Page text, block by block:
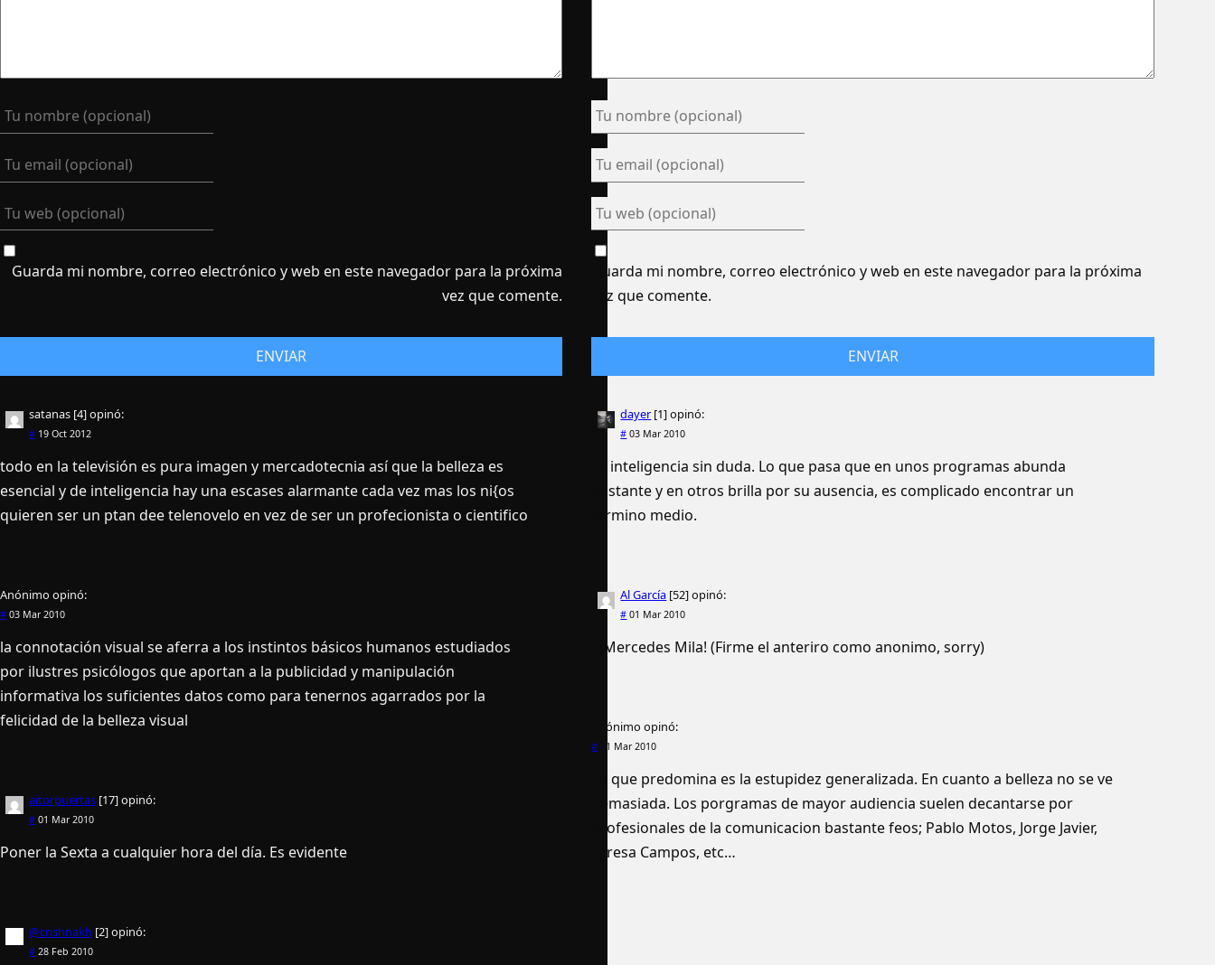
Guarda mi nombre, correo electrónico y web en este navegador para la próxima
vez que comente.
satanas [4]opinó:
# 19 Oct 2012
todo en la televisión es pura imagen y mercadotecnia así que la belleza es
esencial y de inteligencia hay una escases alarmante cada vez mas los ni{os
quieren ser un ptan dee telenovelo en vez de ser un profecionista o cientifico
Anónimo opinó:
# 03 Mar 2010
la connotación visual se aferra a los instintos básicos humanos estudiados
por ilustres psicólogos que aportan a la publicidad y manipulación
informativa los suficientes datos como para tenernos agarrados por la
felicidad de la belleza visual
aitorpuertas [17]opinó:
# 01 Mar 2010
Poner la Sexta a cualquier hora del dí­a. Es evidente
@crishnakh [2]opinó:
# 28 Feb 2010
Guarda mi nombre, correo electrónico y web en este navegador para la próxima
vez que comente.
dayer [1]opinó:
# 03 Mar 2010
La inteligencia sin duda. Lo que pasa que en unos programas abunda
bastante y en otros brilla por su ausencia, es complicado encontrar un
término medio.
Al Garcí­a [52]opinó:
# 01 Mar 2010
Y Mercedes Mila! (Firme el anteriro como anonimo, sorry)
Anónimo opinó:
# 01 Mar 2010
Lo que predomina es la estupidez generalizada. En cuanto a belleza no se ve
demasiada. Los porgramas de mayor audiencia suelen decantarse por
profesionales de la comunicacion bastante feos; Pablo Motos, Jorge Javier,
Teresa Campos, etc…